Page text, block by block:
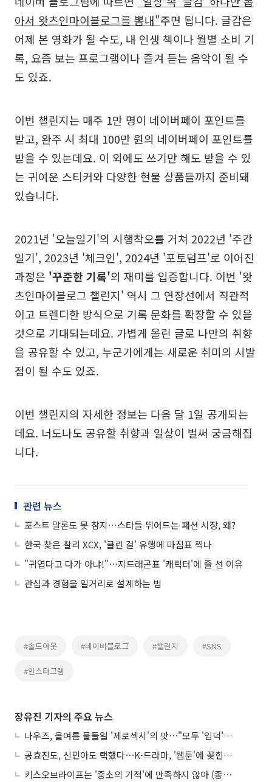
아서 왓츠인마이블로그를 뽐내"주면 됩니다. 글감은
어제 본 영화가 될 수도, 내 인생 책이나 월별 소비 기
록, 요즘 보는 프로그램이나 즐겨 듣는 음악이 될 수
도 있죠.
이번 챌린지는 매주 1만 명이 네이버페이 포인트를
받고, 완주 시 최대 100만 원의 네이버페이 포인트를
받을 수 있는데요. 이 외에도 쓰기만 해도 받을 수 있
는 귀여운 스티커와 다양한 현물 상품들까지 준비돼
있습니다.
2021년 '오늘일기'의 시행착오를 거쳐 2022년 '주간
일기', 2023년 '체크인', 2024년 '포토덤프'로 이어진
과정은 '꾸준한 기록'의 재미를 입증합니다. 이번 '왓
츠인마이블로그 챌린지' 역시 그 연장선에서 직관적
이고 트렌디한 방식으로 기록 문화를 확장할 수 있을
것으로 기대되는데요. 가볍게 올린 글로 나만의 취향
을 공유할 수 있고, 누군가에게는 새로운 취미의 시발
점이 될 수도 있죠.
이번 챌린지의 자세한 정보는 다음 달 1일 공개되는
데요. 너도나도 공유할 취향과 일상이 벌써 궁금해집
니다.
관련 뉴스
포스트 말론도 못 참지…스타들 뛰어드는 패션 시장, 왜?
한국 찾은 찰리 XCX, '클린 걸' 유행에 마침표 찍나
"귀엽다고 다가 아냐!"⋯지드래곤표 '캐릭터'에 줄 선 이유
관심과 경험을 일거리로 설계하는 법
#솔드아웃 #네이버블로그 #챌린지 #SNS
#인스타그램
장유진 기자의 주요 뉴스
나우즈, 올여름 물들일 '제로섹시'의 맛⋯"모두 '입덕'시킬 것"
공효진도, 신민아도 택했다⋯K-드라마, '웹툰'에 꽂힌 이유
키스오브라이프는 '중소의 기적'에 만족하지 않아 (종합)